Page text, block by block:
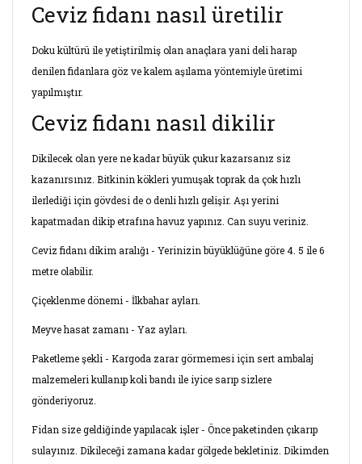
Ceviz fidanı nasıl üretilir
Doku kültürü ile yetiştirilmiş olan anaçlara yani deli harap
denilen fidanlara göz ve kalem aşılama yöntemiyle üretimi
yapılmıştır.
Ceviz fidanı nasıl dikilir
Dikilecek olan yere ne kadar büyük çukur kazarsanız siz
kazanırsınız. Bitkinin kökleri yumuşak toprak da çok hızlı
ilerlediği için gövdesi de o denli hızlı gelişir. Aşı yerini
kapatmadan dikip etrafına havuz yapınız. Can suyu veriniz.
Ceviz fidanı dikim aralığı - Yerinizin büyüklüğüne göre 4. 5 ile 6
metre olabilir.
Çiçeklenme dönemi - İlkbahar ayları.
Meyve hasat zamanı - Yaz ayları.
Paketleme şekli - Kargoda zarar görmemesi için sert ambalaj
malzemeleri kullanıp koli bandı ile iyice sarıp sizlere
gönderiyoruz.
Fidan size geldiğinde yapılacak işler - Önce paketinden çıkarıp
sulayınız. Dikileceği zamana kadar gölgede bekletiniz. Dikimden